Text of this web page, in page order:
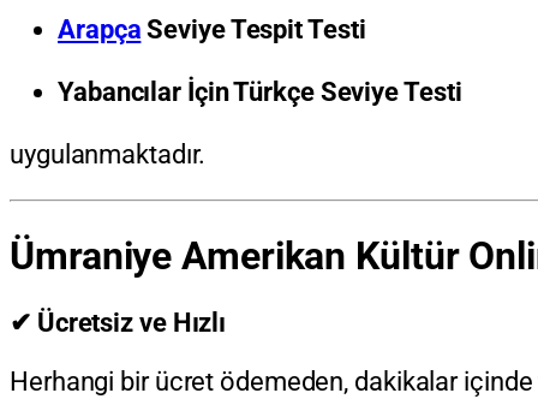
Arapça Seviye Tespit Testi
Yabancılar İçin Türkçe Seviye Testi
uygulanmaktadır.
Ümraniye Amerikan Kültür
✔ Ücretsiz ve Hızlı
Herhangi bir ücret ödemeden, dakikalar